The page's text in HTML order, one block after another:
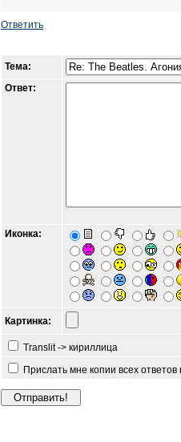
Ответить
Тема:
Ответ:
Иконка:
Картинка:
Translit -> кириллица
Прислать мне копии всех